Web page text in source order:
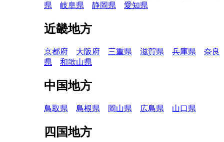
県
岐阜県 静岡県 愛知県
近畿地方
京都府 大阪府 三重県 滋賀県 兵庫県
奈良
県
和歌山県
中国地方
鳥取県 島根県 岡山県 広島県 山口県
四国地方